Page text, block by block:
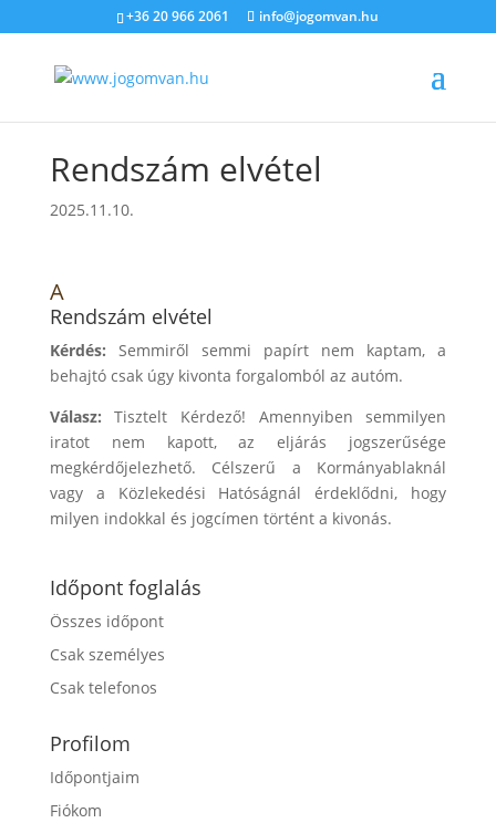
+36 20 966 2061 info@jogomvan.hu
Rendszám elvétel
2025.11.10.
A
Rendszám elvétel
Kérdés: Semmiről semmi papírt nem kaptam, a
behajtó csak úgy kivonta forgalomból az autóm.
Válasz:Tisztelt Kérdező! Amennyiben semmilyen
iratot nem kapott, az eljárás jogszerűsége
megkérdőjelezhető. Célszerű a Kormányablaknál
vagy a Közlekedési Hatóságnál érdeklődni, hogy
milyen indokkal és jogcímen történt a kivonás.
Időpont foglalás
Összes időpont
Csak személyes
Csak telefonos
Profilom
Időpontjaim
Fiókom